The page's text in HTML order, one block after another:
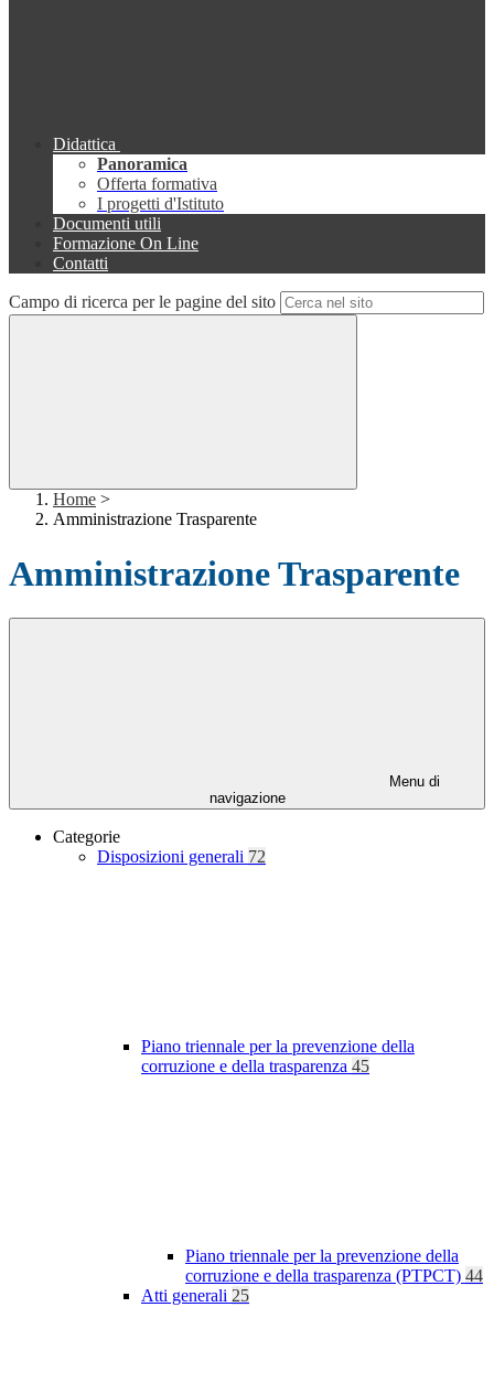
Didattica
Panoramica
Offerta formativa
I progetti d'Istituto
Documenti utili
Formazione On Line
Contatti
Campo di ricerca per le pagine del sito
Home >
Amministrazione Trasparente
Amministrazione Trasparente
Menu di
navigazione
Categorie
Disposizioni generali 72
Piano triennale per la prevenzione della
corruzione e della trasparenza 45
Piano triennale per la prevenzione della
corruzione e della trasparenza (PTPCT) 44
Atti generali 25